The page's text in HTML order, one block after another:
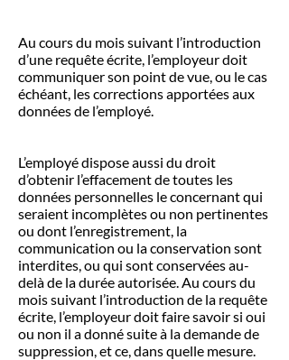
Au cours du mois suivant l’introduction
d’une requête écrite, l’employeur doit
communiquer son point de vue, ou le cas
échéant, les corrections apportées aux
données de l’employé.
L’employé dispose aussi du droit
d’obtenir l’effacement de toutes les
données personnelles le concernant qui
seraient incomplètes ou non pertinentes
ou dont l’enregistrement, la
communication ou la conservation sont
interdites, ou qui sont conservées au-
delà de la durée autorisée. Au cours du
mois suivant l’introduction de la requête
écrite, l’employeur doit faire savoir si oui
ou non il a donné suite à la demande de
suppression, et ce, dans quelle mesure.